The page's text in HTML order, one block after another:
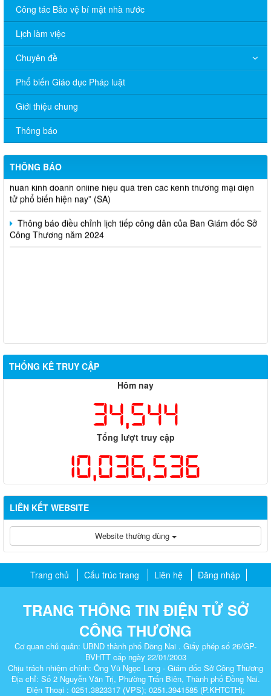
Công tác Bảo vệ bí mật nhà nước
Lịch làm việc
Chuyên đề
Phổ biến Giáo dục Pháp luật
Giới thiệu chung
Thông báo
THÔNG BÁO
V/v đề nghị báo cáo hệ thống phân phối, nhãn hiệu hàng hóa
và hoạt động mua bán khí trên địa bàn tỉnh năm 2025 (nhắc lần
2).
Thông báo bán thanh lý tài sản công theo hình thức chỉ định
Thông báo lựa chọn nhà thầu thực hiện gói thầu: “tổ chức tập
huấn kinh doanh online hiệu quả trên các kênh thương mại điện
tử phổ biến hiện nay” (SA)
Thông báo điều chỉnh lịch tiếp công dân của Ban Giám đốc Sở
Công Thương năm 2024
THỐNG KÊ TRUY CẬP
Hôm nay
34,544
Tổng lượt truy cập
10,036,536
LIÊN KẾT WEBSITE
Website thường dùng
Trang chủ Cấu trúc trang Liên hệ Đăng nhập
TRANG THÔNG TIN ĐIỆN TỬ SỞ
CÔNG THƯƠNG
Cơ quan chủ quản: UBND thành phố Đồng Nai . Giấy phép số 26/GP-
BVHTT cấp ngày 22/01/2003
Chịu trách nhiệm chính: Ông Vũ Ngọc Long - Giám đốc Sở Công Thương
Địa chỉ: Số 2 Nguyễn Văn Trị, Phường Trấn Biên, Thành phố Đồng Nai.
Điện Thoại : 0251.3823317 (VPS); 0251.3941585 (P.KHTCTH);